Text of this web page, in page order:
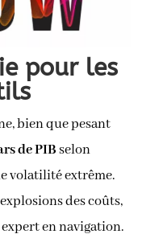
pour les
bien que pesant
de PIBselon
volatilité extrême.
des coûts,
en navigation.